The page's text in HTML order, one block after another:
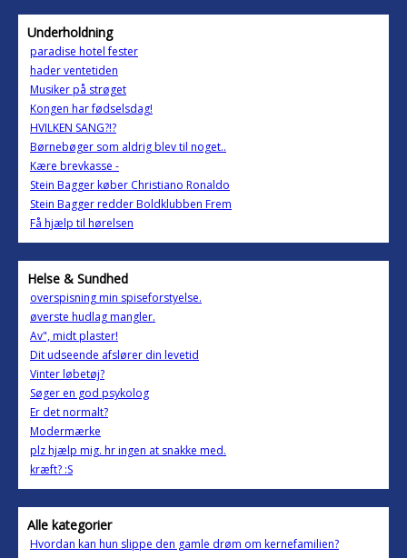
Underholdning
paradise hotel fester
hader ventetiden
Musiker på strøget
Kongen har fødselsdag!
HVILKEN SANG?!?
Børnebøger som aldrig blev til noget..
Kære brevkasse -
Stein Bagger køber Christiano Ronaldo
Stein Bagger redder Boldklubben Frem
Få hjælp til hørelsen
Helse & Sundhed
overspisning min spiseforstyelse.
øverste hudlag mangler.
Av", midt plaster!
Dit udseende afslører din levetid
Vinter løbetøj?
Søger en god psykolog
Er det normalt?
Modermærke
plz hjælp mig. hr ingen at snakke med.
kræft? :S
Alle kategorier
Hvordan kan hun slippe den gamle drøm om kernefamilien?